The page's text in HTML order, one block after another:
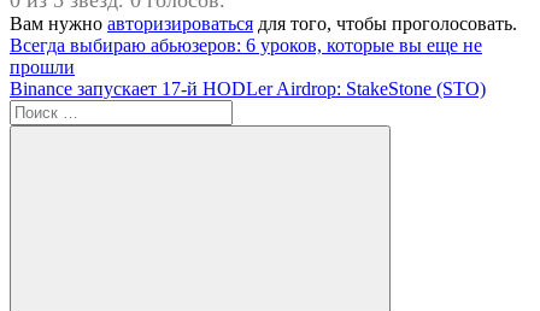
Вам нужно авторизироваться для того, чтобы проголосовать.
Навигация
по
записям
Предыдущая
запись:
Всегда выбираю абьюзеров: 6 уроков, которые вы еще не
прошли
Следующая
запись:
Binance запускает 17-й HODLer Airdrop: StakeStone (STO)
Поиск
для: